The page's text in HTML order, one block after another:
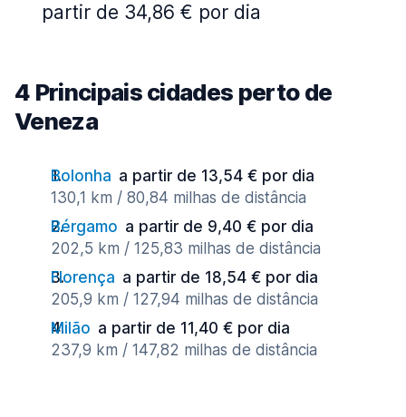
partir de 34,86 € por dia
4 Principais cidades perto de
Veneza
Bolonha a partir de 13,54 € por dia
130,1 km / 80,84 milhas de distância
Bérgamo a partir de 9,40 € por dia
202,5 km / 125,83 milhas de distância
Florença a partir de 18,54 € por dia
205,9 km / 127,94 milhas de distância
Milão a partir de 11,40 € por dia
237,9 km / 147,82 milhas de distância